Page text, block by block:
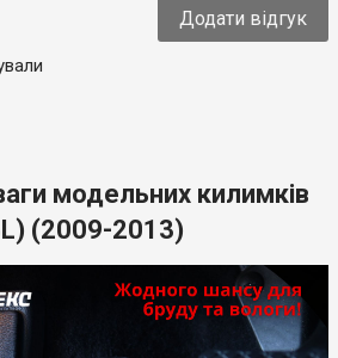
Додати відгук
модельних килимків
(2009-2013)